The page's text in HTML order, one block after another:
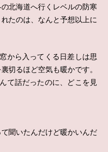
北海道へ行くレベルの防寒
たのは、なんと予想以上に
から入ってくる日差しは思
切るほど空気も暖かです。
て話だったのに、どこを見
聞いたんだけど暖かいんだ